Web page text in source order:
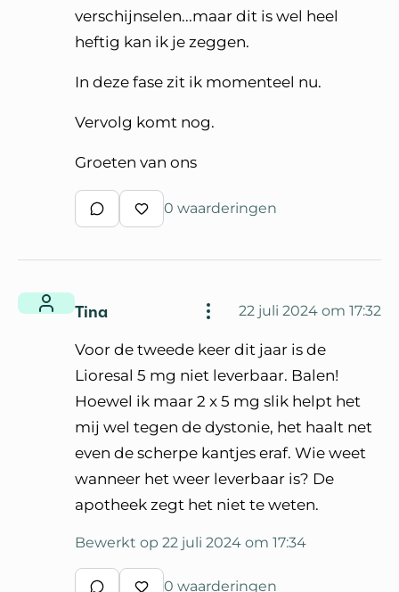
verschijnselen...maar dit is wel heel
heftig kan ik je zeggen.
In deze fase zit ik momenteel nu.
Vervolg komt nog.
Groeten van ons
Schrijf een reactie
Waardeer reactie
0 waarderingen
Tina 22 juli 2024 om 17:32
Voor de tweede keer dit jaar is de
Lioresal 5 mg niet leverbaar. Balen!
Hoewel ik maar 2 x 5 mg slik helpt het
mij wel tegen de dystonie, het haalt net
even de scherpe kantjes eraf. Wie weet
wanneer het weer leverbaar is? De
apotheek zegt het niet te weten.
Bewerkt op 22 juli 2024 om 17:34
0 waarderingen